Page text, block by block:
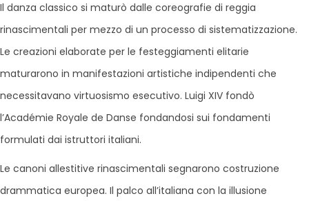
Il danza classico si maturò dalle coreografie di reggia
rinascimentali per mezzo di un processo di sistematizzazione.
Le creazioni elaborate per le festeggiamenti elitarie
maturarono in manifestazioni artistiche indipendenti che
necessitavano virtuosismo esecutivo. Luigi XIV fondò
l’Académie Royale de Danse fondandosi sui fondamenti
formulati dai istruttori italiani.
Le canoni allestitive rinascimentali segnarono costruzione
drammatica europea. Il palco all’italiana con la illusione